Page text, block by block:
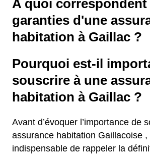
A quoi correspondent
garanties d'une
habitation à Gaillac ?
Pourquoi est-il
souscrire à une
habitation à Gaillac ?
Avant d’évoquer l’importance de
assurance habitation Gaillacoise ,
indispensable de rappeler la